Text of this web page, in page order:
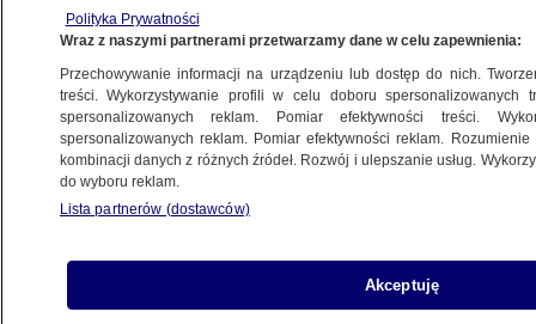
ostatnich właścicieli zamku Książ
WROCŁAW
Nie żyje Tekla Juniewicz. Miała 116 lat,
była najstarszą Polką i drugą
najstarszą osobą na świecie
KATOWICE
Wikariusz z Sokołowa Podlaskiego,
siostra zakonna z Jedlni. Oni zginęli
Polityka Prywatności
Wraz z naszymi partnerami przetwarzamy dane w celu zapewnienia:
Przechowywanie informacji na urządzeniu lub dostęp do nich.
treści. Wykorzystywanie profili w celu doboru spersonalizowanych
spersonalizowanych reklam. Pomiar efektywności treści.
spersonalizowanych reklam. Pomiar efektywności reklam.
kombinacji danych z różnych źródeł. Rozwój i ulepszanie usług.
do wyboru reklam.
Lista partnerów (dostawców)
Akceptuję